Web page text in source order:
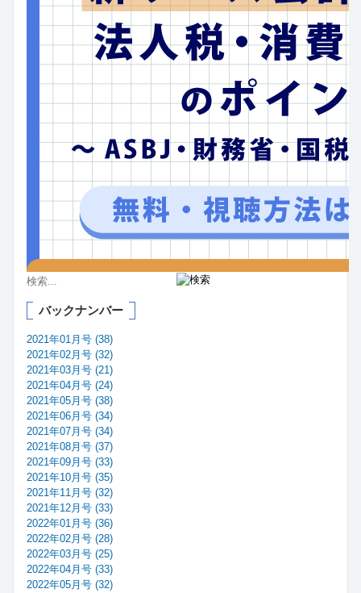
バックナンバー
2021年01月号 (38)
2021年02月号 (32)
2021年03月号 (21)
2021年04月号 (24)
2021年05月号 (38)
2021年06月号 (34)
2021年07月号 (34)
2021年08月号 (37)
2021年09月号 (33)
2021年10月号 (35)
2021年11月号 (32)
2021年12月号 (33)
2022年01月号 (36)
2022年02月号 (28)
2022年03月号 (25)
2022年04月号 (33)
2022年05月号 (32)